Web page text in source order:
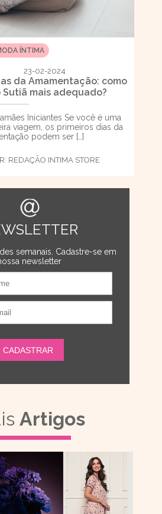
ÍNTIMA
23-02-2024
da Amamentação: como
Sutiã mais adequado?
Iniciantes Se você é uma
viagem, os primeiros dias da
podem ser […]
REDAÇÃO INTIMA STORE
semanais. Cadastre-se em
newsletter
Artigos